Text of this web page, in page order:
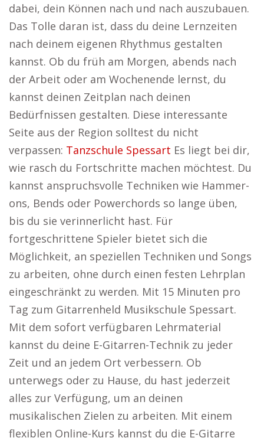
dabei, dein Können nach und nach auszubauen.
Das Tolle daran ist, dass du deine Lernzeiten
nach deinem eigenen Rhythmus gestalten
kannst. Ob du früh am Morgen, abends nach
der Arbeit oder am Wochenende lernst, du
kannst deinen Zeitplan nach deinen
Bedürfnissen gestalten. Diese interessante
Seite aus der Region solltest du nicht
verpassen: Tanzschule Spessart Es liegt bei dir,
wie rasch du Fortschritte machen möchtest. Du
kannst anspruchsvolle Techniken wie Hammer-
ons, Bends oder Powerchords so lange üben,
bis du sie verinnerlicht hast. Für
fortgeschrittene Spieler bietet sich die
Möglichkeit, an speziellen Techniken und Songs
zu arbeiten, ohne durch einen festen Lehrplan
eingeschränkt zu werden. Mit 15 Minuten pro
Tag zum Gitarrenheld Musikschule Spessart.
Mit dem sofort verfügbaren Lehrmaterial
kannst du deine E-Gitarren-Technik zu jeder
Zeit und an jedem Ort verbessern. Ob
unterwegs oder zu Hause, du hast jederzeit
alles zur Verfügung, um an deinen
musikalischen Zielen zu arbeiten. Mit einem
flexiblen Online-Kurs kannst du die E-Gitarre